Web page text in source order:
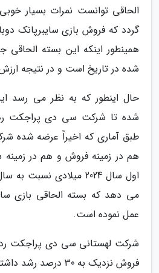
الحاقی توانست نمرات بسیار
گردد که فروش بازی سایبرپانک
همینطور اینکه این بسته الحاقی
شده در تاریخ است و در نتیجه
حال اینطور که به نظر می رسد
شده تا شرکت سی دی پراجکت رد
طبق آماری که اخیراً عرضه شده
هم در زمینه فروش و هم در زمینه
اول سال 2024 میلادی
می دهد که بسته الحاقی بازی
عمل نموده است.
شرکت لهستانی سی دی پراجکت رد
فروش نزدیک به 30